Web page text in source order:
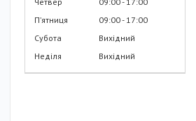
Пʼятниця
09:00 17:00
Субота
Вихідний
Неділя
Вихідний